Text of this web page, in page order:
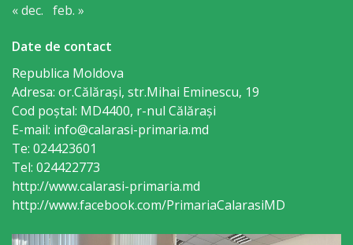
Centrul
Tineret
Noutăți
Cultură/tineret/sport
Programe
de
« dec. feb. »
Date de contact
Republica Moldova
Adresa: or.Călăraşi, str.Mihai Eminescu, 19
Cod poștal: MD4400, r-nul Călăraşi
E-mail: info@calarasi-primaria.md
Te: 024423601
Tel: 024422773
http://www.calarasi-primaria.md
http://www.facebook.com/PrimariaCalarasiMD